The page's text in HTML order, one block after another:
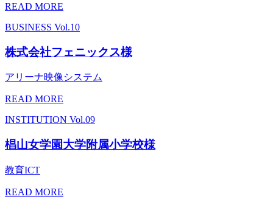
READ MORE
BUSINESS Vol.10
株式会社フェニックス様
アリーナ映像システム
READ MORE
INSTITUTION Vol.09
椙山女学園大学附属小学校様
教育ICT
READ MORE